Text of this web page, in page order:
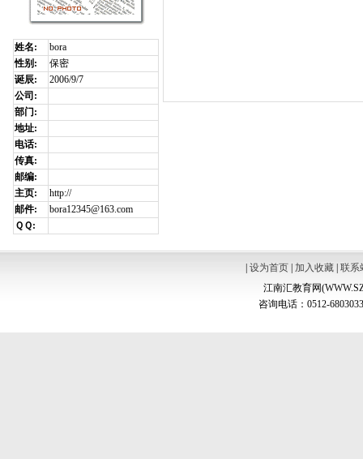
姓名:
bora
性别:
保密
诞辰:
2006/9/7
公司:
部门:
地址:
电话:
传真:
邮编:
主页:
http://
邮件:
bora12345@163.com
ＱＱ:
设为首页| 加入收藏| 联系
江南汇教育网
咨询电话：0512-